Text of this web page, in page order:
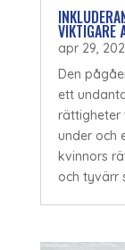
VIKTIGARE
apr 29,
Den
ett
rättigheter
under och
kvinnors
och tyvärr